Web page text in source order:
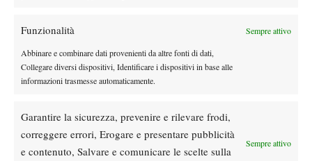
Funzionalità Sempre attivo
Abbinare e combinare dati provenienti da altre fonti di dati,
Collegare diversi dispositivi, Identificare i dispositivi in base alle
informazioni trasmesse automaticamente.
Garantire la sicurezza, prevenire e rilevare frodi,
correggere errori, Erogare e presentare pubblicità
e contenuto, Salvare e comunicare le scelte sulla
Sempre attivo
Atp News
Masters 1000 Montreal 2026: Darderi
Atp
Masters 1000 Montreal 2026: medical time